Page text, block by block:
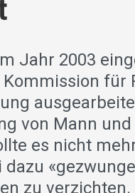
Jahr 2003
für
von Mann
es nicht
dazu
zu